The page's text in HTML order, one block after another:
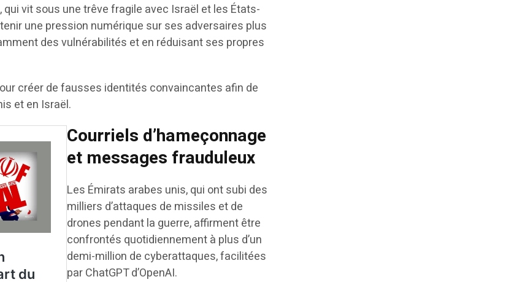
qui vit sous une trêve fragile avec Israël et les États-
une pression numérique sur ses adversaires plus
des vulnérabilités et en réduisant ses propres
créer de fausses identités convaincantes afin de
et en Israël.
Courriels d’hameçonnage
et messages frauduleux
Les Émirats arabes unis, qui ont subi des
milliers d’attaques de missiles et de
drones pendant la guerre, affirment être
confrontés quotidiennement à plus d’un
demi-million de cyberattaques, facilitées
par ChatGPT d’OpenAI.